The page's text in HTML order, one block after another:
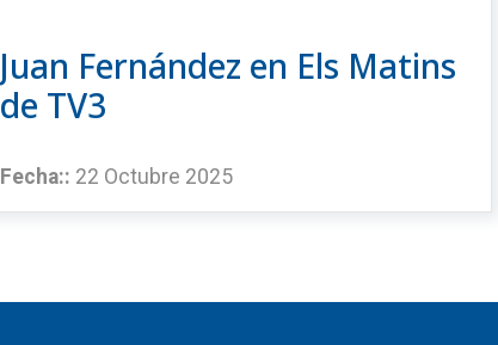
Juan Fernández en Els Matins
de TV3
Fecha:: 22 Octubre 2025